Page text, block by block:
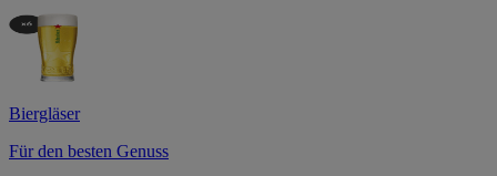
Biergläser
Für den besten Genuss